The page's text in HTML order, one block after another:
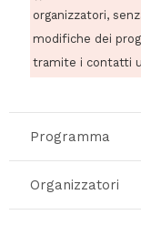
organizzatori,
modifiche dei
tramite i contatti
Programma
Organizzatori